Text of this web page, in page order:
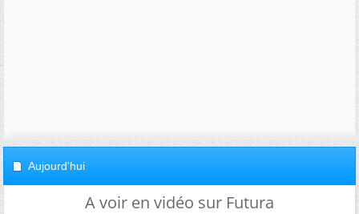
Aujourd'hui
A voir en vidéo sur Futura